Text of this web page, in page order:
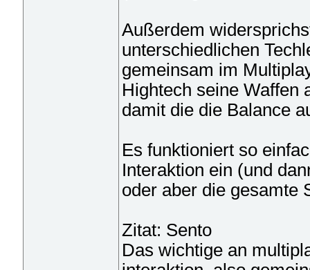
Außerdem
unterschiedlichen
gemeinsam im
Hightech seine Waffen
damit die die Balance
Es funktioniert so
Interaktion ein (und
oder aber die gesamte
Zitat: Sento
Das wichtige an